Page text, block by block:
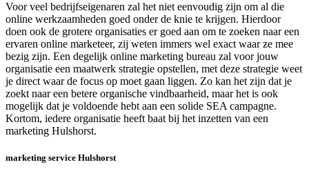
Voor veel bedrijfseigenaren zal het niet eenvoudig zijn om al die
online werkzaamheden goed onder de knie te krijgen. Hierdoor
doen ook de grotere organisaties er goed aan om te zoeken naar een
ervaren online marketeer, zij weten immers wel exact waar ze mee
bezig zijn. Een degelijk online marketing bureau zal voor jouw
organisatie een maatwerk strategie opstellen, met deze strategie weet
je direct waar de focus op moet gaan liggen. Zo kan het zijn dat je
zoekt naar een betere organische vindbaarheid, maar het is ook
mogelijk dat je voldoende hebt aan een solide SEA campagne.
Kortom, iedere organisatie heeft baat bij het inzetten van een
marketing Hulshorst.
marketing service Hulshorst